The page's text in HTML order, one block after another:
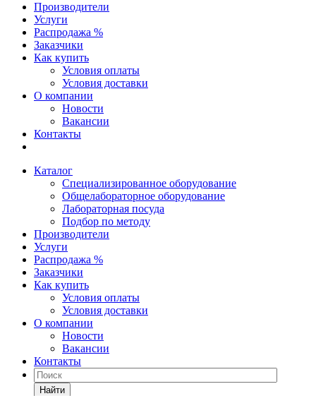
Производители
Услуги
Распродажа %
Заказчики
Как купить
Условия оплаты
Условия доставки
О компании
Новости
Вакансии
Контакты
Каталог
Специализированное оборудование
Общелабораторное оборудование
Лабораторная посуда
Подбор по методу
Производители
Услуги
Распродажа %
Заказчики
Как купить
Условия оплаты
Условия доставки
О компании
Новости
Вакансии
Контакты
Найти